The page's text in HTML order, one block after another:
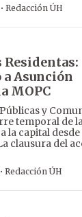
· Redacción ÚH
Asunción
MOPC
y
temporal de
la capital
clausura del
· Redacción ÚH